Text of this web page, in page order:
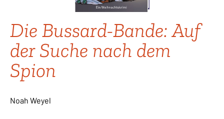
Die Bussard-Bande: Auf
der Suche nach dem
Spion
Noah Weyel